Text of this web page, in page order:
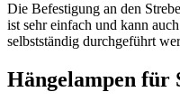
Die Befestigung an den
ist sehr einfach und kann
selbstständig durchgeführt
Hängelampen für